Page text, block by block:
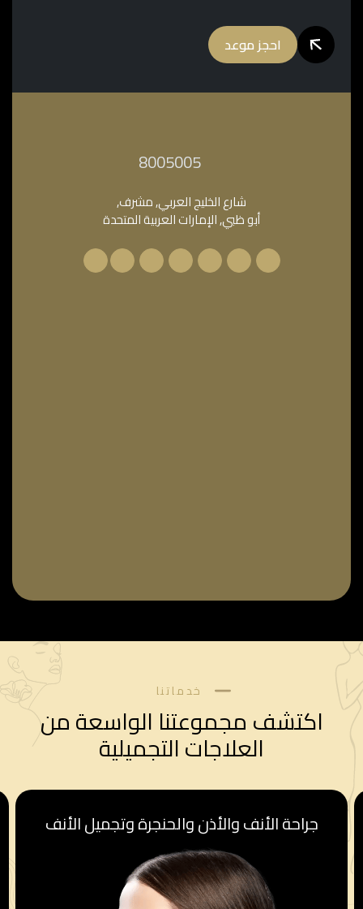
احجز موعد
شارع الخليج العربي, مشرف,
أبو ظبي, الإمارات العربية المتحدة
خدماتنا
اكتشف مجموعتنا الواسعة من
العلاجات التجميلية
قسم أمراض النساء والولادة